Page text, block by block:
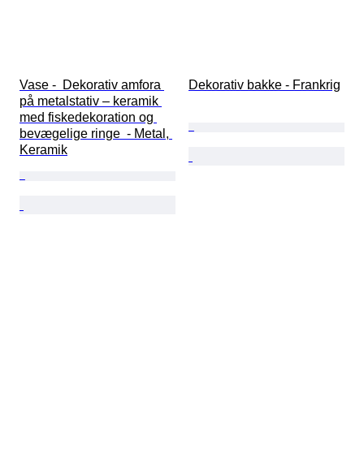
Vase -  Dekorativ amfora
på metalstativ – keramik
med fiskedekoration og
bevægelige ringe  - Metal,
Keramik
Dekorativ bakke - Frankrig